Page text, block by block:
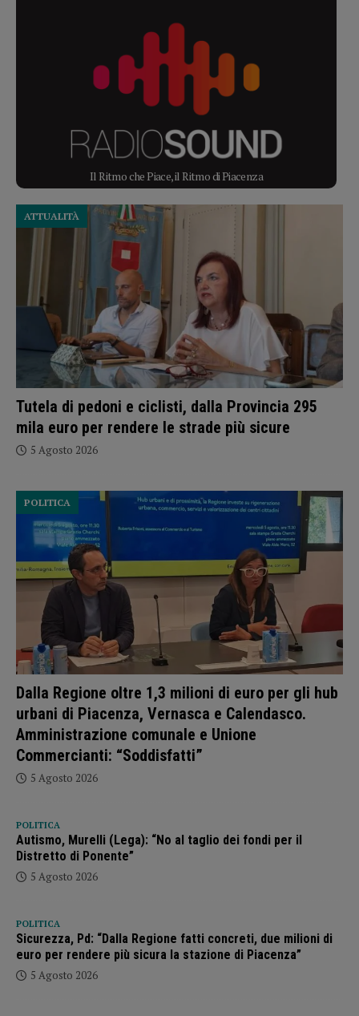
Il Ritmo che Piace, il Ritmo di Piacenza
Tutela di pedoni e ciclisti, dalla Provincia 295
mila euro per rendere le strade più sicure
ATTUALITÀ
5 Agosto 2026
Dalla Regione oltre 1,3 milioni di euro per gli hub
urbani di Piacenza, Vernasca e Calendasco.
Amministrazione comunale e Unione
Commercianti: “Soddisfatti”
POLITICA
5 Agosto 2026
POLITICA
Autismo, Murelli (Lega): “No al taglio dei fondi per il
Distretto di Ponente”
5 Agosto 2026
POLITICA
Sicurezza, Pd: “Dalla Regione fatti concreti, due milioni di
euro per rendere più sicura la stazione di Piacenza”
5 Agosto 2026